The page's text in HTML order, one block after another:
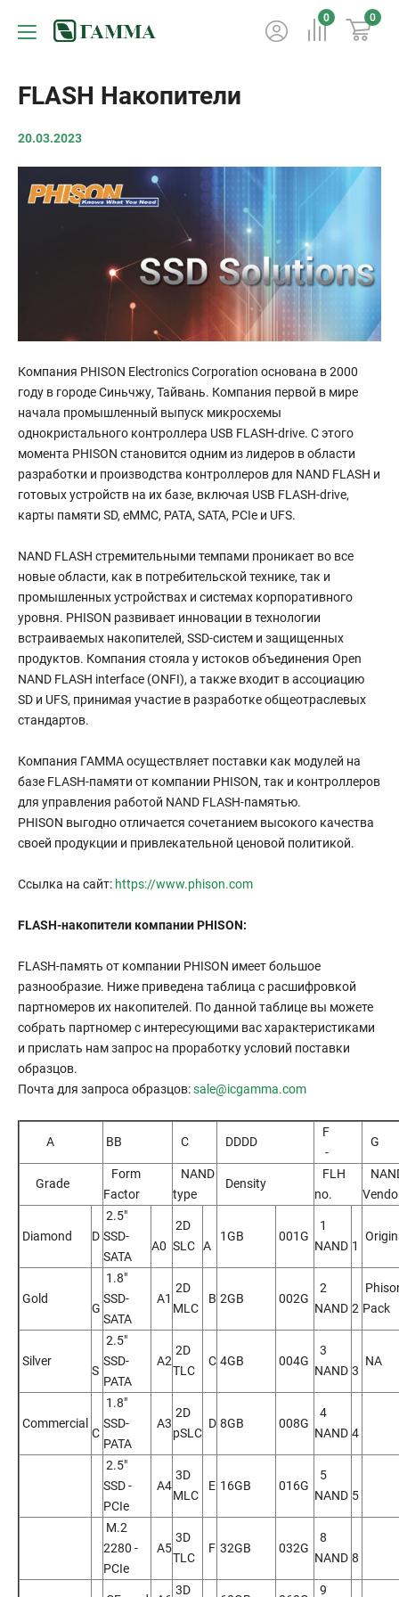
0 0
FLASH Накопители
20.03.2023
Компания PHISON Electronics Corporation основана в 2000
году в городе Синьчжу, Тайвань. Компания первой в мире
начала промышленный выпуск микросхемы
однокристального контроллера USB FLASH-drive. С этого
момента PHISON становится одним из лидеров в области
разработки и производства контроллеров для NAND FLASH и
готовых устройств на их базе, включая USB FLASH-drive,
карты памяти SD, eMMC, PATA, SATA, PCIe и UFS.
NAND FLASH стремительными темпами проникает во все
новые области, как в потребительской технике, так и
промышленных устройствах и системах корпоративного
уровня. PHISON развивает инновации в технологии
встраиваемых накопителей, SSD-систем и защищенных
продуктов. Компания стояла у истоков объединения Open
NAND FLASH interface (ONFI), а также входит в ассоциацию
SD и UFS, принимая участие в разработке общеотраслевых
стандартов.
Компания ГАММА осуществляет поставки как модулей на
базе FLASH-памяти от компании PHISON, так и контроллеров
для управления работой NAND FLASH-памятью.
PHISON выгодно отличается сочетанием высокого качества
своей продукции и привлекательной ценовой политикой.
Ссылка на сайт: https://www.phison.com
FLASH-накопители компании PHISON:
FLASH-память от компании PHISON имеет большое
разнообразие. Ниже приведена таблица с расшифровкой
партномеров их накопителей. По данной таблице вы можете
собрать партномер с интересующими вас характеристиками
и прислать нам запрос на проработку условий поставки
образцов.
Почта для запроса образцов:sale@icgamma.com
A BB C DDDD
F
-
G
Grade
Form
Factor
NAND
type
Density
FLH
no.
Diamond D
2.5"
SSD-
SATA
A0
2D
SLC A
1GB 001G
1
NAND 1
Gold
G
1.8"
SSD-
SATA
A1
2D
MLC
B 2GB 002G
2
NAND 2 Pack
Silver
S
2.5"
SSD-
PATA
A2
2D
TLC
C 4GB 004G
3
NAND 3
NA
Commercial
C
1.8"
SSD-
PATA
A3
2D
pSLC
D 8GB 008G
4
NAND 4
2.5"
SSD -
PCIe
A4
3D
MLC
E 16GB 016G
5
NAND 5
M.2
2280 -
PCIe
A5
3D
TLC
F 32GB 032G
8
NAND 8
3D 9